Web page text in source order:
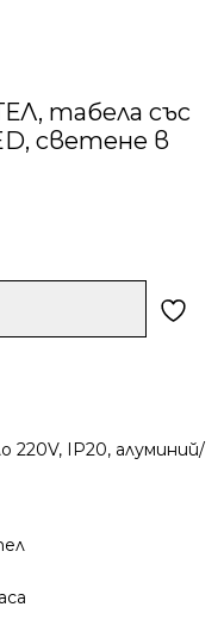
табела със
светене в
IP20, алуминий/